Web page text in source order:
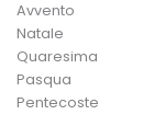
Avvento
Natale
Quaresima
Pasqua
Pentecoste